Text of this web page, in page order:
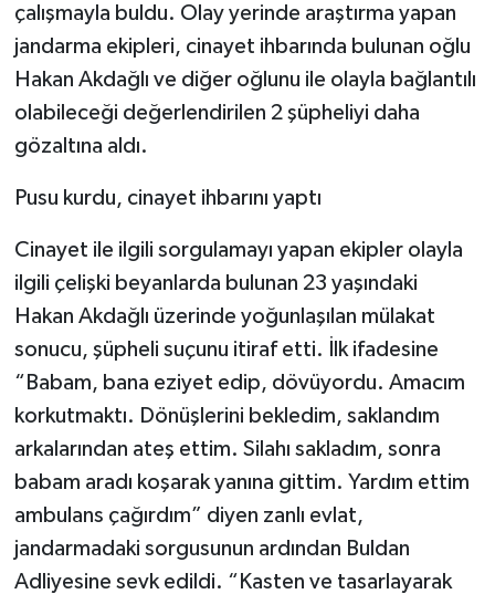
çalışmayla buldu. Olay yerinde araştırma yapan
jandarma ekipleri, cinayet ihbarında bulunan oğlu
Hakan Akdağlı ve diğer oğlunu ile olayla bağlantılı
olabileceği değerlendirilen 2 şüpheliyi daha
gözaltına aldı.
Pusu kurdu, cinayet ihbarını yaptı
Cinayet ile ilgili sorgulamayı yapan ekipler olayla
ilgili çelişki beyanlarda bulunan 23 yaşındaki
Hakan Akdağlı üzerinde yoğunlaşılan mülakat
sonucu, şüpheli suçunu itiraf etti. İlk ifadesine
“Babam, bana eziyet edip, dövüyordu. Amacım
korkutmaktı. Dönüşlerini bekledim, saklandım
arkalarından ateş ettim. Silahı sakladım, sonra
babam aradı koşarak yanına gittim. Yardım ettim
ambulans çağırdım” diyen zanlı evlat,
jandarmadaki sorgusunun ardından Buldan
Adliyesine sevk edildi. “Kasten ve tasarlayarak